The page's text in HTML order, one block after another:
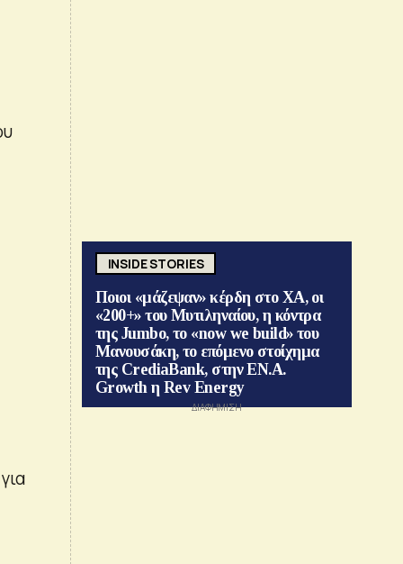
INSIDE STORIES
Ποιοι «μάζεψαν» κέρδη στο ΧΑ, οι
«200+» του Μυτιληναίου, η κόντρα
της Jumbo, το «now we build» του
Μανουσάκη, το επόμενο στοίχημα
της CrediaBank, στην ΕΝ.Α.
Growth η Rev Energy